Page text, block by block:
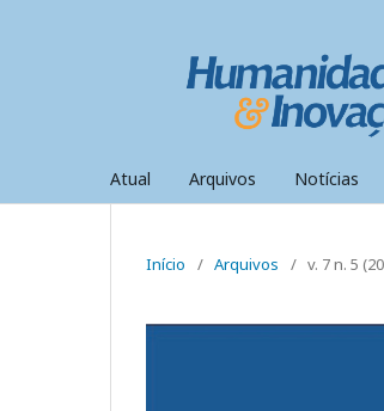
Atual Arquivos Notícias
Início / Arquivos / v. 7 n. 5